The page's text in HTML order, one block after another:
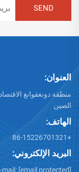
العنوان:
منطقة دونغقوانغ
الصين
الهاتف:
+86-15226701321
البريد الإلكتروني:
mail: [email protected]